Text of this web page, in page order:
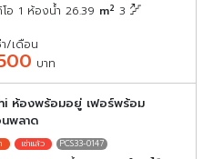
อ 1 ห้องน้ำ 26.39 m2 3
า/เดือน
บาท
ห้องพร้อมอยู่ เฟอร์พร้อม
นพลาด
PCS33-0147